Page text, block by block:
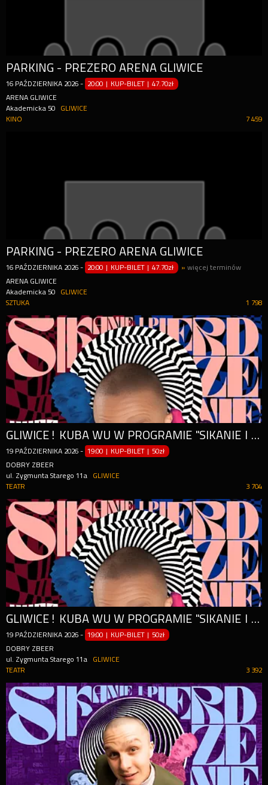
PARKING - PREZERO ARENA GLIWICE
16 PAŹDZIERNIKA 2026 - 20:00 | KUP-BILET |47.70zł
ARENA GLIWICE
Akademicka 50
GLIWICE
7 459
KINO
PARKING - PREZERO ARENA GLIWICE
16 PAŹDZIERNIKA 2026 - 20:00 | KUP-BILET |47.70zł »więcej terminów
ARENA GLIWICE
Akademicka 50
GLIWICE
1 798
SZTUKA
GLIWICE! KUBA WU W PROGRAMIE "SIKANIE I PIERDZENIE" | STAND-UP
19 PAŹDZIERNIKA 2026 - 19:00 | KUP-BILET | 50zł
DOBRY ZBEER
ul. Zygmunta Starego 11a
GLIWICE
3 704
TEATR
GLIWICE! KUBA WU W PROGRAMIE "SIKANIE I PIERDZENIE" | STAND-UP
19 PAŹDZIERNIKA 2026 - 19:00 | KUP-BILET | 50zł
DOBRY ZBEER
ul. Zygmunta Starego 11a
GLIWICE
3 392
TEATR